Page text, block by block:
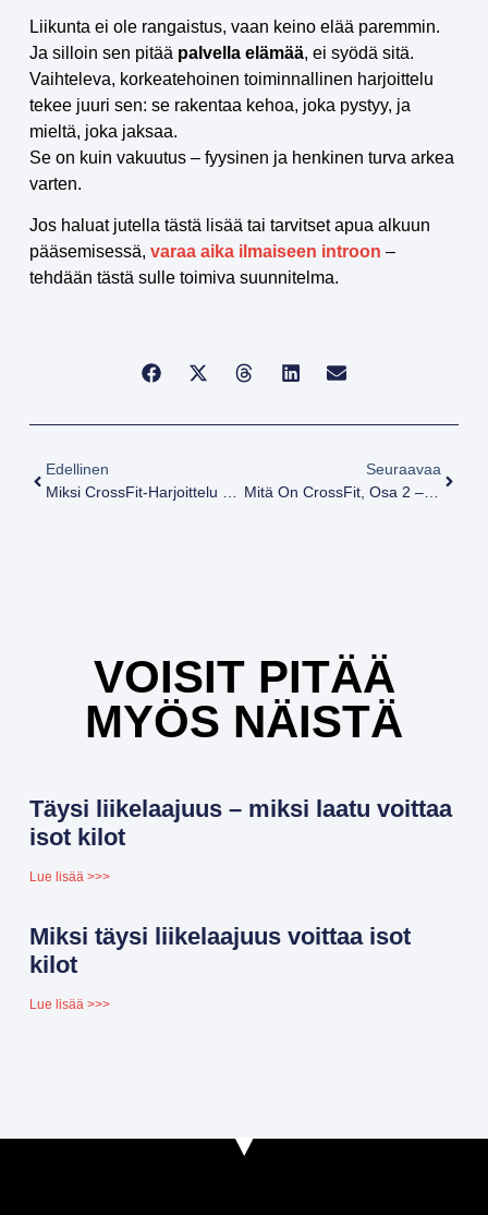
Liikunta ei ole rangaistus, vaan keino elää paremmin.
Ja silloin sen pitää palvella elämää, ei syödä sitä.
Vaihteleva, korkeatehoinen toiminnallinen harjoittelu
tekee juuri sen: se rakentaa kehoa, joka pystyy, ja
mieltä, joka jaksaa.
Se on kuin vakuutus – fyysinen ja henkinen turva arkea
varten.
Jos haluat jutella tästä lisää tai tarvitset apua alkuun
pääsemisessä, varaa aika ilmaiseen introon –
tehdään tästä sulle toimiva suunnitelma.
Edellinen
Seuraavaa
Mitä On CrossFit, Osa 2 – Mitä Oikea Fitness Tarkoittaa Ja Mitä Ensi Viikolla Treenataan?
VOISIT PITÄÄ
MYÖS NÄISTÄ
Täysi liikelaajuus – miksi laatu voittaa
isot kilot
Lue lisää >>>
Miksi täysi liikelaajuus voittaa isot
kilot
Lue lisää >>>